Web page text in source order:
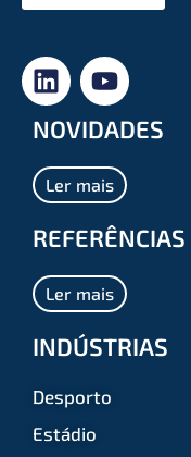
NOVIDADES
Ler mais
REFERÊNCIAS
Ler mais
INDÚSTRIAS
Desporto
Estádio